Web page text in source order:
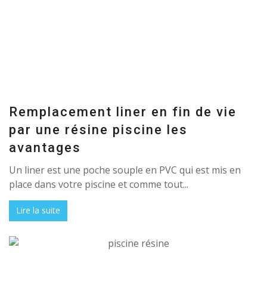
Remplacement liner en fin de vie
par une résine piscine les
avantages
Un liner est une poche souple en PVC qui est mis en
place dans votre piscine et comme tout...
Lire la suite